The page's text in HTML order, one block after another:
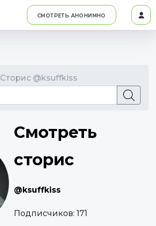
СМОТРЕТЬ АНОНИМНО
Сторис @ksuffkiss
Смотреть
сторис
@ksuffkiss
Подписчиков: 171